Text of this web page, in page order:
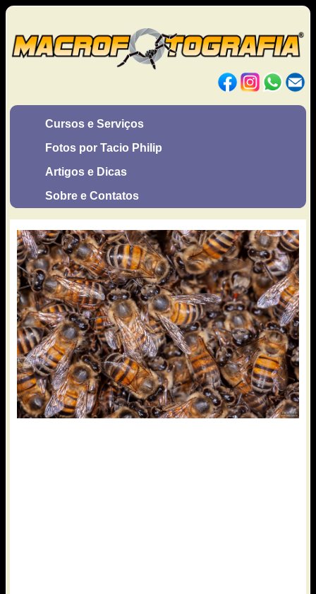
Cursos e Serviços
Fotos por Tacio Philip
Artigos e Dicas
Sobre e Contatos